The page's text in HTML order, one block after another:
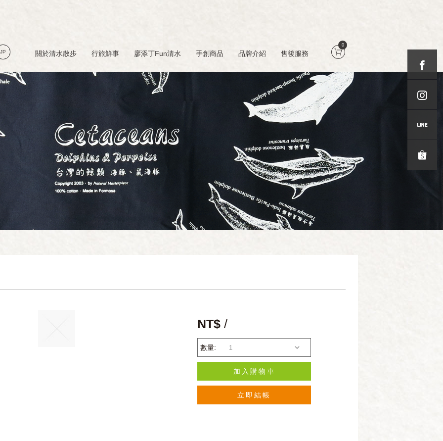
JP 關於清水散步 行旅鮮事 廖添丁Fun清水 手創商品 品牌介紹 售後服務
0
NT$ /
數量:
加入購物車
立即結帳